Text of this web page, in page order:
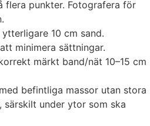
flera punkter. Fotografera för
10 cm sand.
minimera sättningar.
märkt band/nät 10–15 cm
befintliga massor utan stora
särskilt under ytor som ska